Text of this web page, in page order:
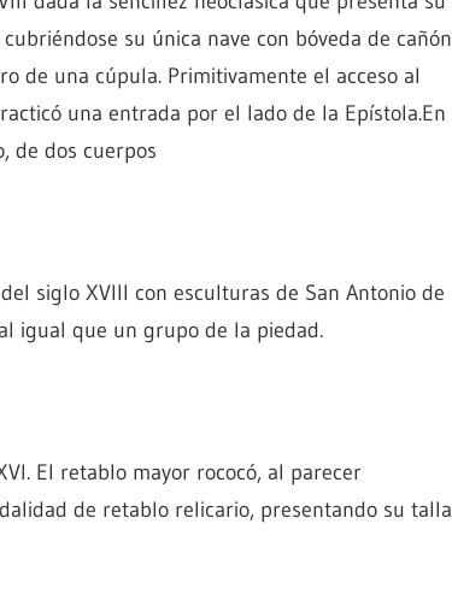
su única nave con bóveda de cañón
de una cúpula. Primitivamente el acceso al
una entrada por el lado de la Epístola.En
de dos cuerpos
siglo XVIII con esculturas de San Antonio de
igual que un grupo de la piedad.
El retablo mayor rococó, al parecer
de retablo relicario, presentando su talla